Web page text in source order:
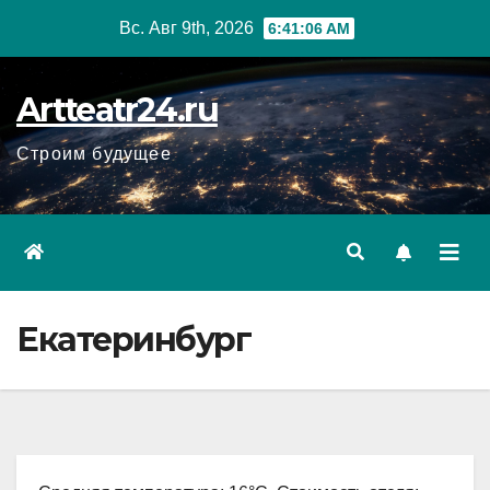
Вс. Авг 9th, 2026 6:41:07 AM
Artteatr24.ru
Строим будущее
Екатеринбург